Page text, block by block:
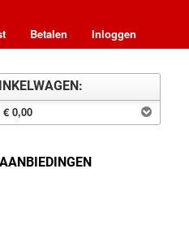
Betalen Inloggen
€ 0,00
AANBIEDINGEN
•